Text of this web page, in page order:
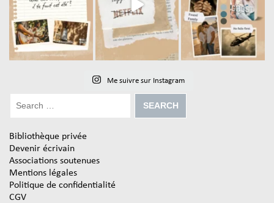
Me suivre sur Instagram
Bibliothèque privée
Devenir écrivain
Associations soutenues
Mentions légales
Politique de confidentialité
CGV